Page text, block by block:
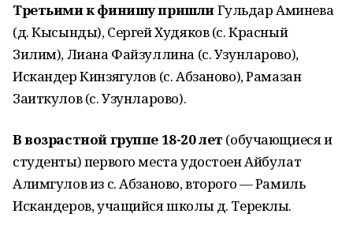
Третьими к финишу пришлиГульдар Аминева
(д. Кысынды), Сергей Худяков (с. Красный
Зилим), Лиана Файзуллина (с. Узунларово),
Искандер Кинзягулов (с. Абзаново), Рамазан
Заиткулов (с. Узунларово).
В возрастной группе 18-20 лет (обучающиеся и
студенты) первого места удостоен Айбулат
Алимгулов из с. Абзаново, второго — Рамиль
Искандеров, учащийся школы д. Тереклы.